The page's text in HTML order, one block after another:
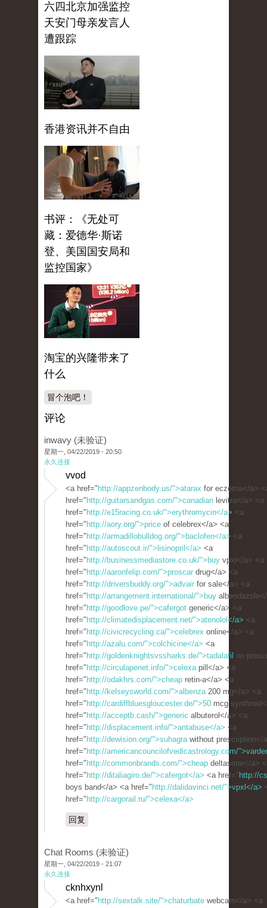
六四北京加强监控
天安门母亲发言人
遭跟踪
香港资讯并不自由
书评：《无处可
藏：爱德华·斯诺
登、美国国安局和
监控国家》
淘宝的兴隆带来了
什么
冒个泡吧！
评论
inwavy (未验证)
星期一, 04/22/2019 - 20:50
永久连接
vvod
<a href=" http://appzenbody.us/">atarax for eczema</a>
href=" http://guitarsandgas.com/">canadian levitra</a> <a
href=" http://e15racing.co.uk/">erythromycin</a> <a
href=" http://aory.org/">price of celebrex</a> <a
href=" http://armadillobulldog.org/">baclofen</a> <a
href=" http://autoscout.ir/">lisinopril</a> <a
href=" http://businessmediastore.co.uk/">buy vpxl</a> <a
href=" http://aaronfelip.com/">proscar drug</a> <a
href=" http://driversbuddy.org/">advair for sale</a> <a
href=" http://arrangement.international/">buy
href=" http://goodlove.pe/">cafergot generic</a> <a
href=" http://climatedisplacement.net/">atenolol</a> <a
href=" http://civicrecycling.ca/">celebrex online</a> <a
href=" http://azalu.com/">colchicine</a> <a
href=" http://goldenknightsvssharks.de/">tadalafil no
href=" http://circulapenet.info/">celexapill</a> <a
href=" http://odakhrs.com/">cheap retin-a</a> <a
href=" http://kelseysworld.com/">albenza200 mg</a> <a
href=" http://cardiffbluesgloucester.de/">50 mcg
href=" http://acceptb.cash/">generic albuterol</a> <a
href=" http://displacement.info/">antabuse</a> <a
href=" http://dewision.org/">suhagrawithout prescription</
href=" http://americancouncilofvedicastrology.com/
href=" http://commonbrands.com/">cheap deltasone</a>
href=" http://ditaliagiro.de/">cafergot</a> <a href=" http://
boys band</a> <a href=" http://dalidavinci.net/">vpxl</a>
href=" http://cargorail.ru/">celexa</a>
回复
Chat Rooms (未验证)
星期一, 04/22/2019 - 21:07
永久连接
cknhxynl
<a href=" http://sextalk.site/">chaturbate webcam</a> <a